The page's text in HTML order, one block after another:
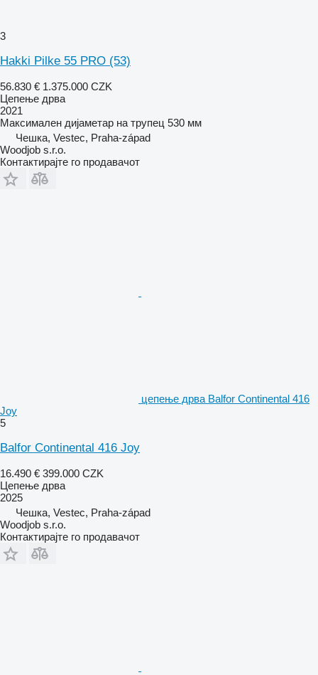
3
Hakki Pilke 55 PRO (53)
56.830 € 1.375.000 CZK
Цепење дрва
2021
Максимален дијаметар на трупец 530 мм
Чешка, Vestec, Praha-západ
Woodjob s.r.o.
Контактирајте го продавачот
цепење дрва Balfor Continental 416
Joy
5
Balfor Continental 416 Joy
16.490 € 399.000 CZK
Цепење дрва
2025
Чешка, Vestec, Praha-západ
Woodjob s.r.o.
Контактирајте го продавачот